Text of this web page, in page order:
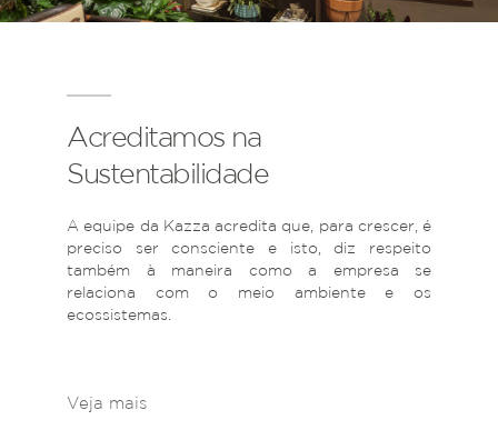
Acreditamos na
Sustentabilidade
A equipe da Kazza acredita que, para crescer, é
preciso ser consciente e isto, diz respeito
também à maneira como a empresa se
relaciona com o meio ambiente e os
ecossistemas.
Veja mais